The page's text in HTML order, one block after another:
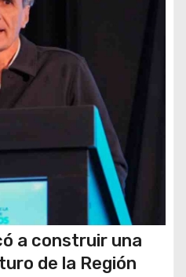
a construir una
de la Región